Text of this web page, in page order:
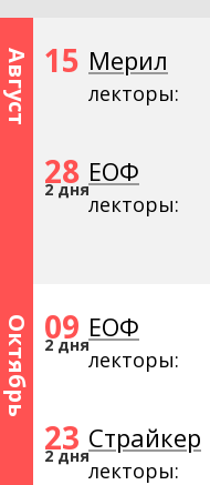
Август 15 Мерил
лекторы:
28
2 дня
ЕОФ
лекторы:
Октябрь 09
2 дня
ЕОФ
лекторы:
23
2 дня
Страйкер
лекторы: